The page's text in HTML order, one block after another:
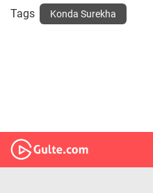
Tags Konda Surekha